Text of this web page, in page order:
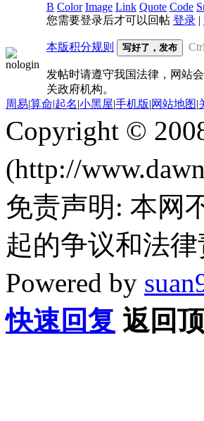
B Color Image Link Quote Code
您需要登录后才可以回帖 登录 |
本版积分规则 写好了，发布
发帖时请遵守我国法律，网站
关政府机构。
周易|算命|起名|小黑屋|手机版|网站地图|
Copyright ©
(http://
免责声明: 本网
起的争议和法律
Powered by
快速回复 返回